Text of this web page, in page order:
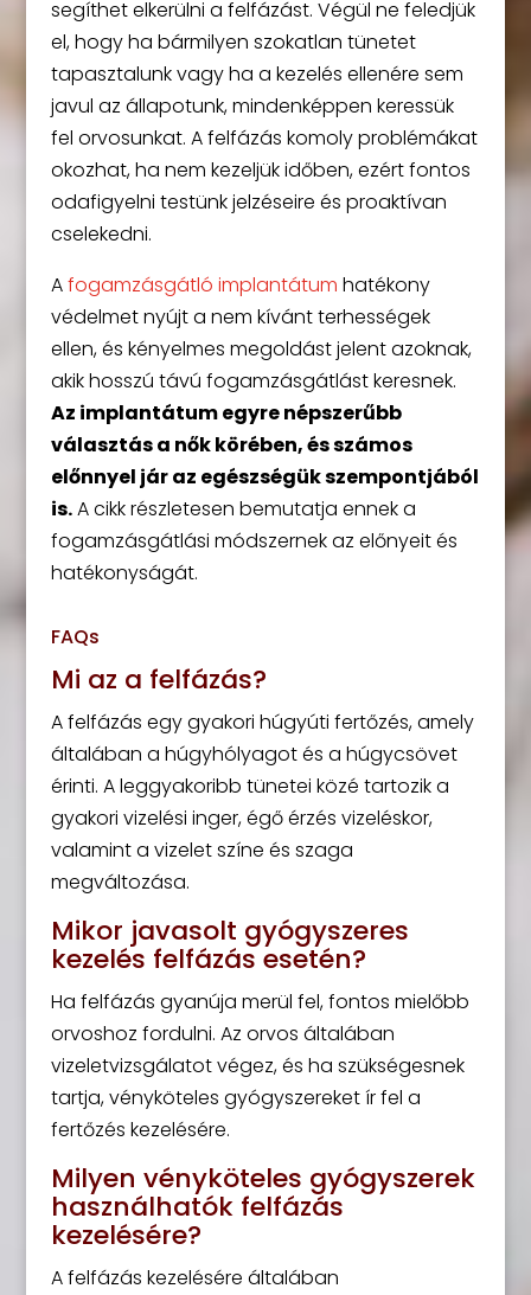
segíthet elkerülni a felfázást. Végül ne feledjük
el, hogy ha bármilyen szokatlan tünetet
tapasztalunk vagy ha a kezelés ellenére sem
javul az állapotunk, mindenképpen keressük
fel orvosunkat. A felfázás komoly problémákat
okozhat, ha nem kezeljük időben, ezért fontos
odafigyelni testünk jelzéseire és proaktívan
cselekedni.
Afogamzásgátló implantátum hatékony
védelmet nyújt a nem kívánt terhességek
ellen, és kényelmes megoldást jelent azoknak,
akik hosszú távú fogamzásgátlást keresnek.
Az implantátum egyre népszerűbb
választás a nők körében, és számos
előnnyel jár az egészségük szempontjából
is.A cikk részletesen bemutatja ennek a
fogamzásgátlási módszernek az előnyeit és
hatékonyságát.
FAQs
Mi az a felfázás?
A felfázás egy gyakori húgyúti fertőzés, amely
általában a húgyhólyagot és a húgycsövet
érinti. A leggyakoribb tünetei közé tartozik a
gyakori vizelési inger, égő érzés vizeléskor,
valamint a vizelet színe és szaga
megváltozása.
Mikor javasolt gyógyszeres
kezelés felfázás esetén?
Ha felfázás gyanúja merül fel, fontos mielőbb
orvoshoz fordulni. Az orvos általában
vizeletvizsgálatot végez, és ha szükségesnek
tartja, vényköteles gyógyszereket ír fel a
fertőzés kezelésére.
Milyen vényköteles gyógyszerek
használhatók felfázás
kezelésére?
A felfázás kezelésére általában